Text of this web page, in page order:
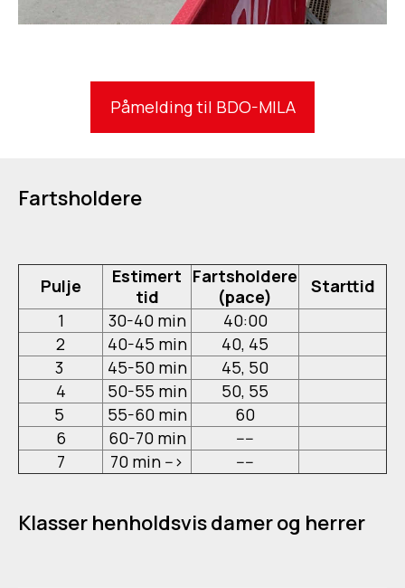
Påmelding til BDO-MILA
Fartsholdere
Pulje
Estimert
tid
Fartsholdere
(pace)
Starttid
1
30-40 min
40:00
2
40-45 min
40, 45
3
45-50 min
45, 50
4
50-55 min
50, 55
5
55-60 min
60
6
60-70 min
----
7
70 min --> ----
Klasser henholdsvis damer og herrer